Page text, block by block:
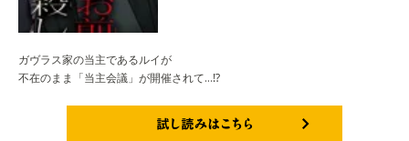
ガヴラス家の当主であるルイが
不在のまま「当主会議」が開催されて…⁉